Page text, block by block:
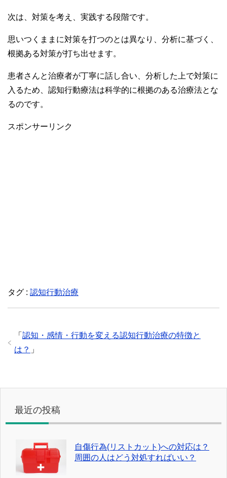
次は、対策を考え、実践する段階です。
思いつくままに対策を打つのとは異なり、分析に基づく、
根拠ある対策が打ち出せます。
患者さんと治療者が丁寧に話し合い、分析した上で対策に
入るため、認知行動療法は科学的に根拠のある治療法とな
るのです。
スポンサーリンク
タグ : 認知行動治療
「 認知・感情・行動を変える認知行動治療の特徴と
は？ 」
最近の投稿
自傷行為(リストカット)への対応は？
周囲の人はどう対処すればいい？